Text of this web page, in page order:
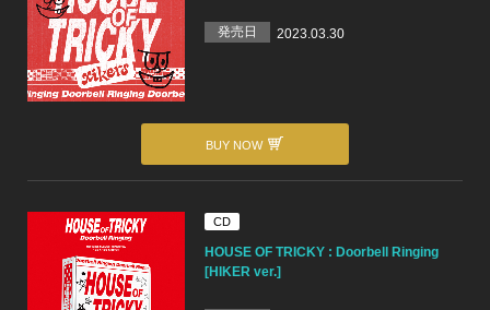
発売日 2023.03.30
BUY NOW
CD
HOUSE OF TRICKY : Doorbell Ringing
[HIKER ver.]